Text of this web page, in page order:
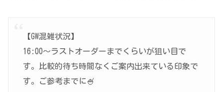
【GW混雑状況】
16:00〜ラストオーダーまでくらいが狙い目で
す。比較的待ち時間なくご案内出来ている印象で
す。ご参考までに🍧